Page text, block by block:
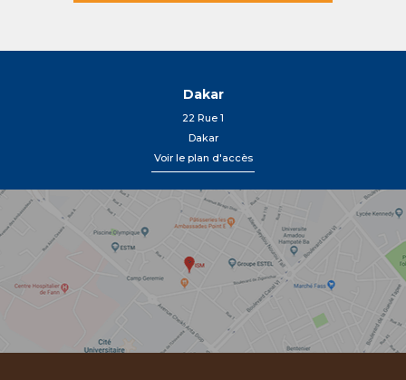
Dakar
22 Rue 1
Dakar
Voir le plan d'accès